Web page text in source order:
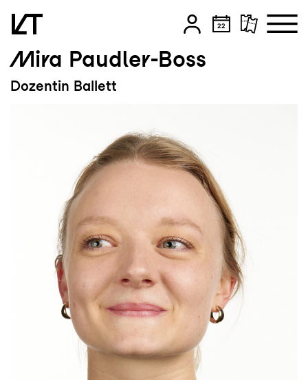
Zum Hauptinhalt springen
Zum Footer springen
Mira Paudler-Boss
Dozentin Ballett